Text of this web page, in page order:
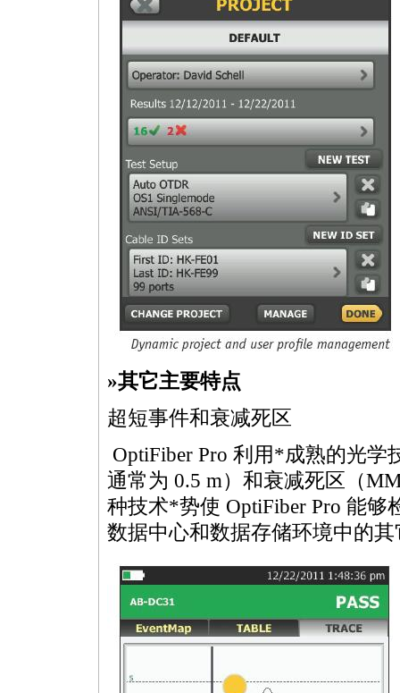
»其它主要特点
超短事件和衰减死区
OptiFiber Pro 利用 *成熟的光学
通常为 0.5 m）和衰减死区（
种技术*势使 OptiFiber Pro 能
数据中心和数据存储环境中的